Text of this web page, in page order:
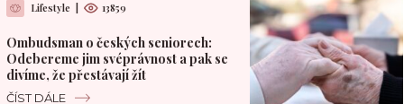
Lifestyle 13859
Ombudsman o českých seniorech:
Odebereme jim svéprávnost a pak se
divíme, že přestávají žít
ČÍST DÁLE